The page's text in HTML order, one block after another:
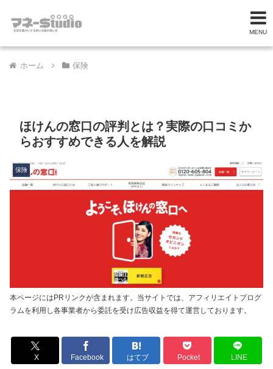
MENU
ホーム 保険
ほけんの窓口の評判とは？実際の口コミか
らおすすめできる人を解説
本ページにはPRリンクが含まれます。当サイトでは、アフィリエイトプログ
ラムを利用し各事業者から委託を受け広告収益を得て運営しております。
保険
X Facebook はてブ Pocket LINE